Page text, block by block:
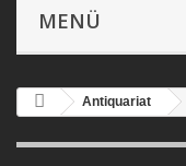
MENÜ
Antiquariat